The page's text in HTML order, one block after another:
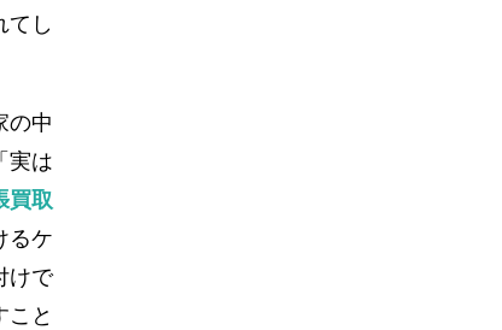
てし
の中
実は
買取
るケ
けで
こと